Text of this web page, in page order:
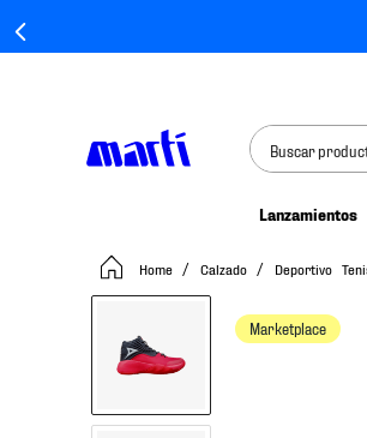
Buscar
Lanzamientos
Calzado Deportivo
Marketplace
tenis mujer